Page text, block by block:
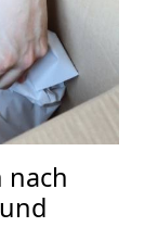
nach